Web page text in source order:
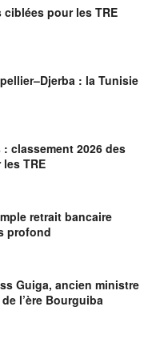
pour les TRE
: la Tunisie
classement 2026 des
TRE
retrait bancaire
profond
Guiga, ancien ministre
l’ère Bourguiba